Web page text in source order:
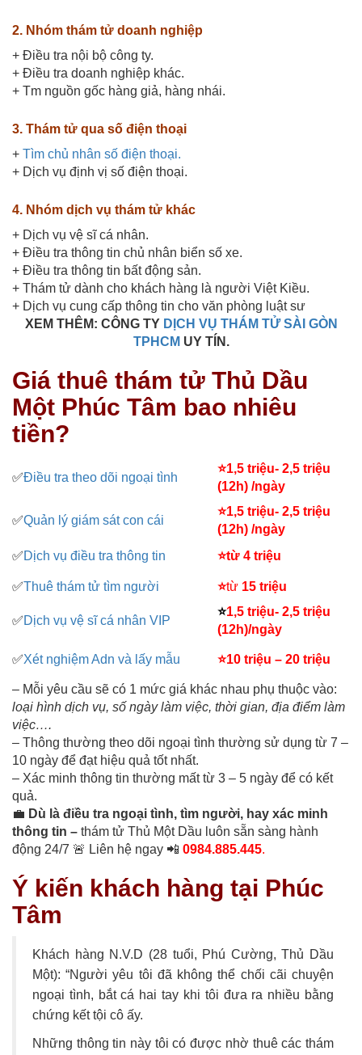
2. Nhóm thám tử doanh nghiệp
+ Điều tra nội bộ công ty.
+ Điều tra doanh nghiệp khác.
+ Tm nguồn gốc hàng giả, hàng nhái.
3. Thám tử qua số điện thoại
+ Tìm chủ nhân số điện thoại.
+ Dịch vụ định vị số điện thoại.
4. Nhóm dịch vụ thám tử khác
+ Dịch vụ vệ sĩ cá nhân.
+ Điều tra thông tin chủ nhân biển số xe.
+ Điều tra thông tin bất động sản.
+ Thám tử dành cho khách hàng là người Việt Kiều.
+ Dịch vụ cung cấp thông tin cho văn phòng luật sư
XEM THÊM: CÔNG TY DỊCH VỤ THÁM TỬ SÀI GÒN
TPHCM UY TÍN.
Giá thuê thám tử Thủ Dầu
Một Phúc Tâm bao nhiêu
tiền?
✅Điều tra theo dõi ngoại tình
⭐1,5 triệu- 2,5 triệu
(12h) /ngày
✅Quản lý giám sát con cái
⭐1,5 triệu- 2,5 triệu
(12h) /ngày
✅Dịch vụ điều tra thông tin ⭐từ 4 triệu
✅Thuê thám tử tìm người ⭐từ 15 triệu
✅Dịch vụ vệ sĩ cá nhân VIP
⭐1,5 triệu- 2,5 triệu
(12h)/ngày
✅Xét nghiệm Adn và lấy mẫu ⭐10 triệu – 20 triệu
– Mỗi yêu cầu sẽ có 1 mức giá khác nhau phụ thuộc vào:
loại hình dịch vụ, số ngày làm việc, thời gian, địa điểm làm
việc….
– Thông thường theo dõi ngoại tình thường sử dụng từ 7 –
10 ngày để đạt hiệu quả tốt nhất.
– Xác minh thông tin thường mất từ 3 – 5 ngày để có kết
quả.
💼 Dù là điều tra ngoại tình, tìm người, hay xác minh
thông tin – thám tử Thủ Một Dầu luôn sẵn sàng hành
động 24/7 🚨 Liên hệ ngay 📲 0984.885.445.
Ý kiến khách hàng tại Phúc
Tâm
Khách hàng N.V.D (28 tuổi, Phú Cường, Thủ Dầu
Một): “Người yêu tôi đã không thể chối cãi chuyện
ngoại tình, bắt cá hai tay khi tôi đưa ra nhiều bằng
chứng kết tội cô ấy.
Những thông tin này tôi có được nhờ thuê các thám